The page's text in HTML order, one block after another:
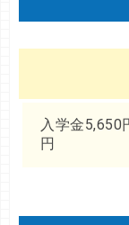
入学金
円